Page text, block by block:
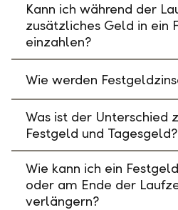
Kann ich während der
zusätzliches Geld in ein
einzahlen?
Wie werden
Was ist der Unterschied
Festgeld und Tagesgeld?
Wie kann ich ein
oder am Ende der
verlängern?